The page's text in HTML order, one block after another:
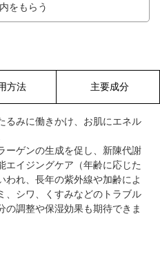
をもらう
方法 主要成分
るみに働きかけ、お肌にエネル
ーゲンの生成を促し、新陳代謝
エイジングケア（年齢に応じた
われ、長年の紫外線や加齢によ
、シワ、くすみなどのトラブル
の調整や保湿効果も期待できま